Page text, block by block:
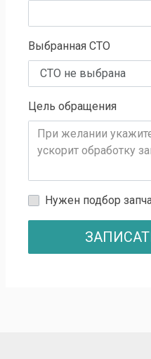
Выбранная СТО
Цель обращения
Нужен подбор